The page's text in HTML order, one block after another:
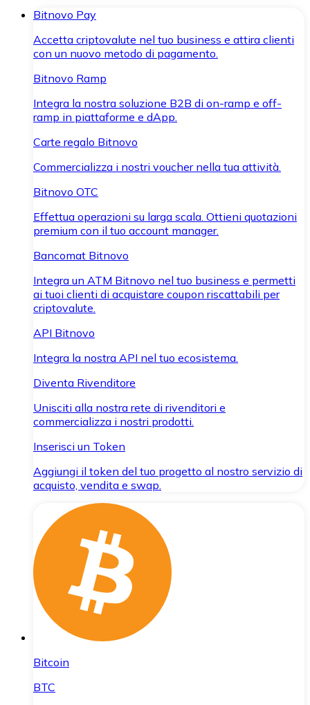
Bitnovo Pay
Accetta criptovalute nel tuo business e attira clienti
con un nuovo metodo di pagamento.
Bitnovo Ramp
Integra la nostra soluzione B2B di on-ramp e off-
ramp in piattaforme e dApp.
Carte regalo Bitnovo
Commercializza i nostri voucher nella tua attività.
Bitnovo OTC
Effettua operazioni su larga scala. Ottieni quotazioni
premium con il tuo account manager.
Bancomat Bitnovo
Integra un ATM Bitnovo nel tuo business e permetti
ai tuoi clienti di acquistare coupon riscattabili per
criptovalute.
API Bitnovo
Integra la nostra API nel tuo ecosistema.
Diventa Rivenditore
Unisciti alla nostra rete di rivenditori e
commercializza i nostri prodotti.
Inserisci un Token
Aggiungi il token del tuo progetto al nostro servizio di
acquisto, vendita e swap.
Bitcoin
BTC